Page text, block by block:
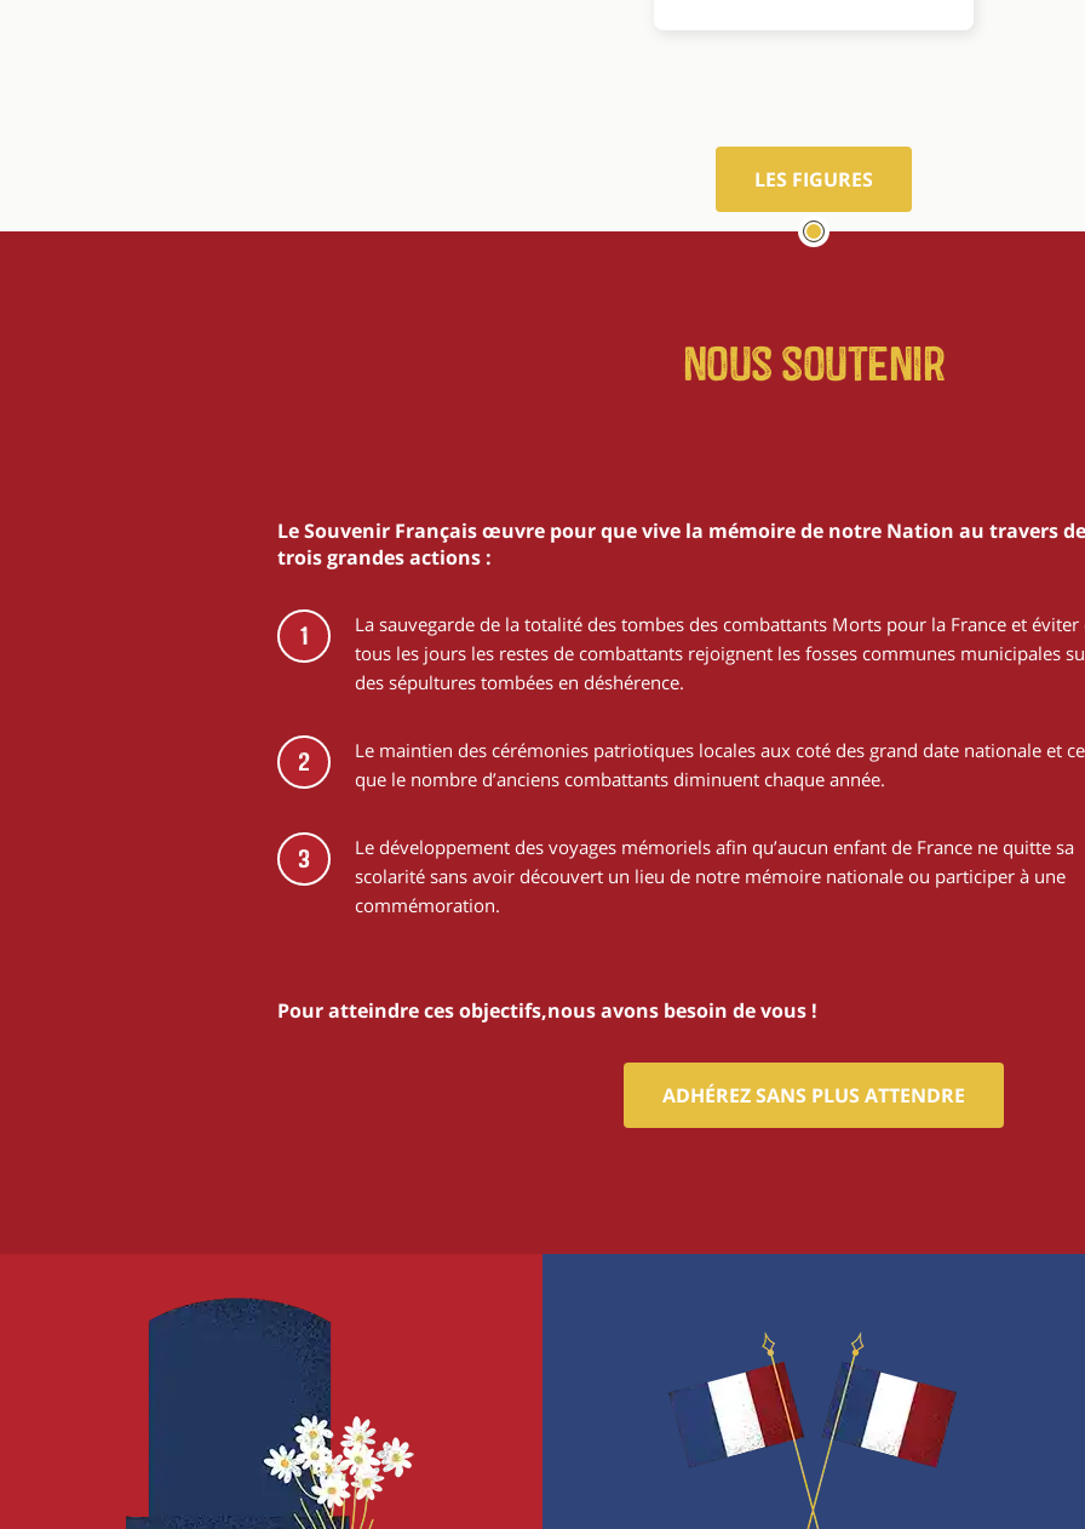
LES FIGURES
Nous soutenir
Le Souvenir Français œuvre pour que vive la mémoire de notre Nation au travers de
trois grandes actions :
1
La sauvegarde de la totalité des tombes des combattants Morts pour la France et éviter
tous les jours les restes de combattants rejoignent les fosses communes municipales
des sépultures tombées en déshérence.
2
Le maintien des cérémonies patriotiques locales aux coté des grand date nationale et
que le nombre d’anciens combattants diminuent chaque année.
3
Le développement des voyages mémoriels afin qu’aucun enfant de France ne quitte sa
scolarité sans avoir découvert un lieu de notre mémoire nationale ou participer à une
commémoration.
Pour atteindre ces objectifs,nous avons besoin de vous !
ADHÉREZ SANS PLUS ATTENDRE